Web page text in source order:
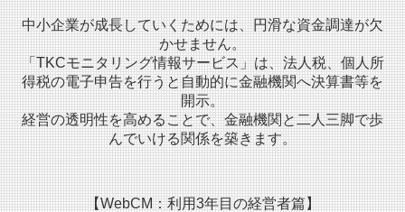
料金について
お問合せ
中小企業が成長していくためには、円滑な資金調達が欠
かせません。
「TKCモニタリング情報サービス」は、法人税、個人所
得税の電子申告を行うと自動的に金融機関へ決算書等を
開示。
経営の透明性を高めることで、金融機関と二人三脚で歩
んでいける関係を築きます。
【WebCM：利用3年目の経営者篇】